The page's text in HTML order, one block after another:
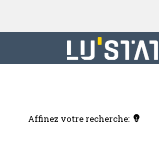
Affinez votre recherche: